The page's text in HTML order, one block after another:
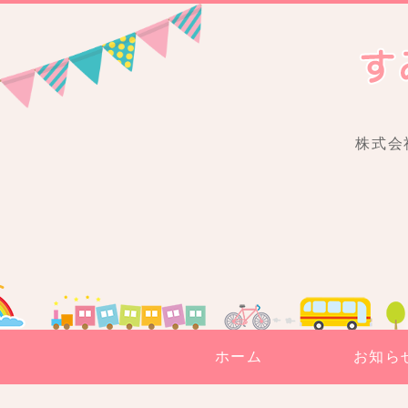
株式
ホーム お知ら